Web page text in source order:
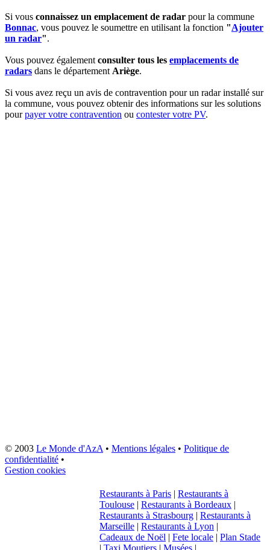
Si vous connaissez un emplacement de radar pour la commune
Bonnac, vous pouvez le soumettre en utilisant la fonction "Ajouter
un radar".
Vous pouvez égalementconsulter tous les emplacements de
radars dans le départementAriège.
Si vous avez reçu un avis de contravention pour un radar installé sur
la commune, vous pouvez obtenir des informations sur les solutions
pourpayer votre contravention ou contester votre PV.
© 2003 Le Monde d'AzA• Mentions légales • Politique de
confidentialité •
Gestion cookies
Restaurants à Paris | Restaurants à
Toulouse | Restaurants à Bordeaux |
Restaurants à Strasbourg | Restaurants à
Marseille | Restaurants à Lyon |
Cadeaux de Noël | Fete locale | Plan Stade